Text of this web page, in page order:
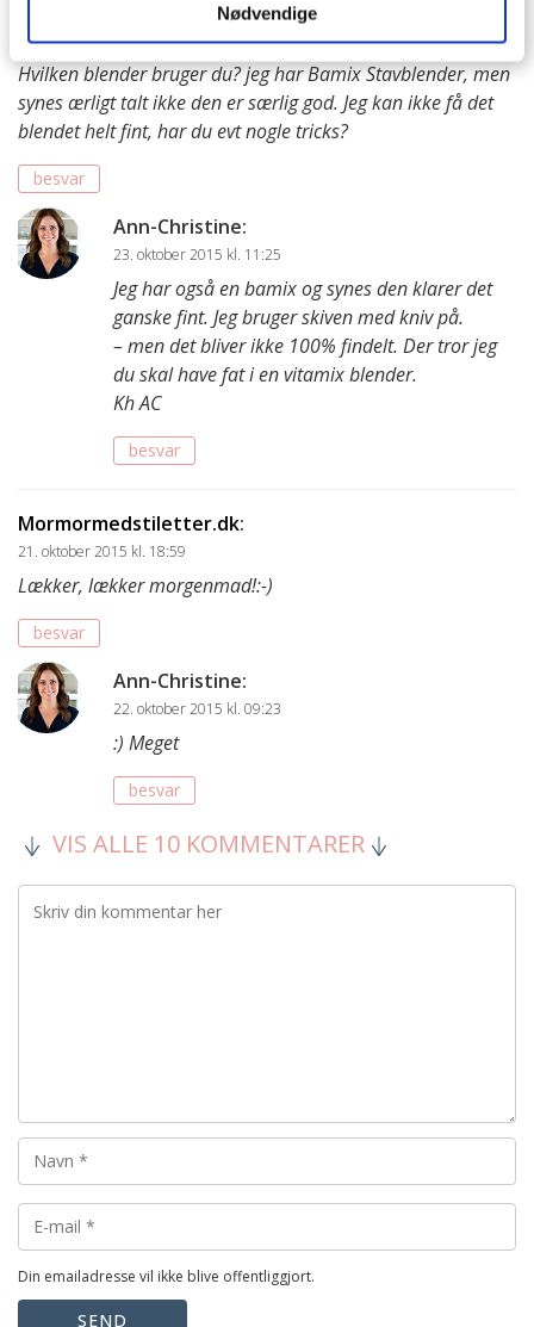
Nødvendige
22. oktober 2015 kl. 12:44
Hvilken blender bruger du? jeg har Bamix Stavblender, men
synes ærligt talt ikke den er særlig god. Jeg kan ikke få det
blendet helt fint, har du evt nogle tricks?
besvar
Ann-Christine:
23. oktober 2015 kl. 11:25
Jeg har også en bamix og synes den klarer det
ganske fint. Jeg bruger skiven med kniv på.
– men det bliver ikke 100% findelt. Der tror jeg
du skal have fat i en vitamix blender.
Kh AC
besvar
Mormormedstiletter.dk:
21. oktober 2015 kl. 18:59
Lækker, lækker morgenmad!:-)
besvar
Ann-Christine:
22. oktober 2015 kl. 09:23
:) Meget
besvar
VIS ALLE 10 KOMMENTARER
Din emailadresse vil ikke blive offentliggjort.
SEND